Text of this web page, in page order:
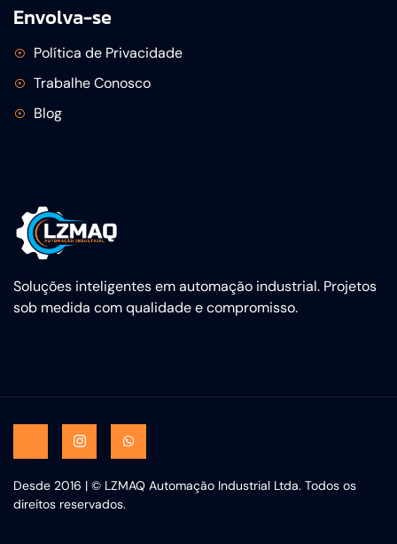
Soluções inteligentes em automação industrial. Projetos
sob medida com qualidade e compromisso.
Envolva-se
Política de Privacidade
Trabalhe Conosco
Blog
Desde 2016 | © LZMAQ Automação Industrial Ltda. Todos os
direitos reservados.